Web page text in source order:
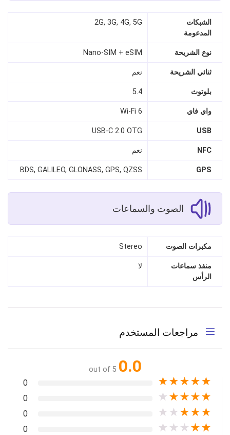
الشبكات
المدعومة
2G, 3G, 4G, 5G
نوع الشريحة Nano‑SIM + eSIM
ثنائي الشريحة نعم
بلوتوث 5.4
واي فاي Wi‑Fi 6
USB
USB‑C 2.0 OTG
NFC نعم
GPS
BDS, GALILEO, GLONASS, GPS, QZSS
الصوت والسماعات
مكبرات الصوت Stereo
منفذ سماعات
الرأس
لا
مراجعات المستخدم
0.0
out of 5
★
★
★
★
★
0
★
★
★
★
★
0
★
★
★
★
★
0
★
★
★
★
★
0